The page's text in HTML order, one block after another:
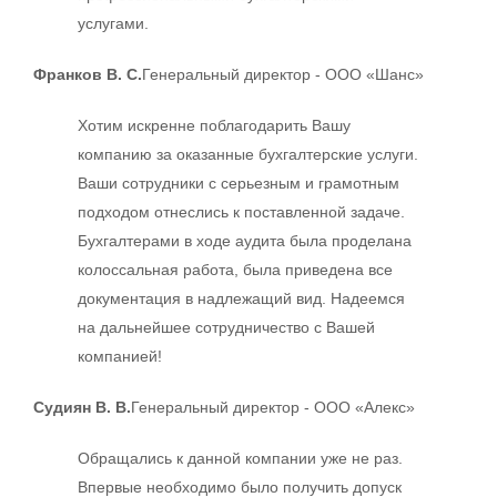
услугами.
Франков В. С.Генеральный директор - ООО «Шанс»
Хотим искренне поблагодарить Вашу
компанию за оказанные бухгалтерские услуги.
Ваши сотрудники с серьезным и грамотным
подходом отнеслись к поставленной задаче.
Бухгалтерами в ходе аудита была проделана
колоссальная работа, была приведена все
документация в надлежащий вид. Надеемся
на дальнейшее сотрудничество с Вашей
компанией!
Судиян В. В.Генеральный директор - ООО «Алекс»
Обращались к данной компании уже не раз.
Впервые необходимо было получить допуск